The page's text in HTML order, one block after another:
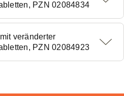
PZN 02084834
veränderter
PZN 02084923